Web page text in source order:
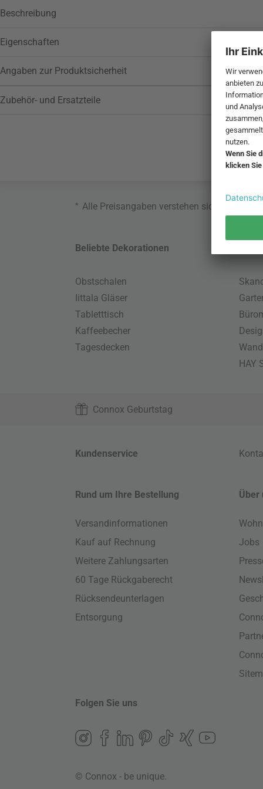
Beschreibung
Eigenschaften
Angaben zur Produktsicherheit
Zubehör- und Ersatzteile
* Alle Preisangaben verstehen sich
Beliebte Dekorationen
Obstschalen
Iittala Gläser
Tabletttisch
Kaffeebecher
Tagesdecken
HAY
Connox Geburtstag
Kundenservice
Rund um Ihre Bestellung
Versandinformationen
Kauf auf Rechnung
Weitere Zahlungsarten
60 Tage Rückgaberecht
Rücksendeunterlagen
Entsorgung
Über
Jobs
Folgen Sie uns
© Connox - be unique.